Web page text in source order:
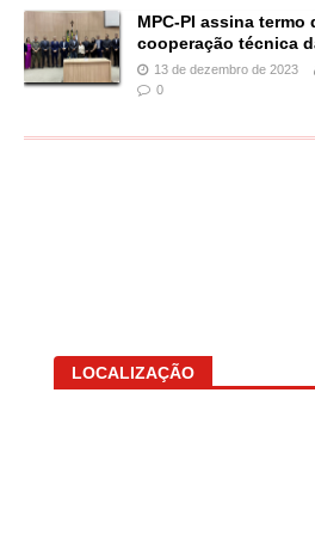
MPC-PI assina termo
cooperação técnica
13 de dezembro de 2023
0
LOCALIZAÇÃO